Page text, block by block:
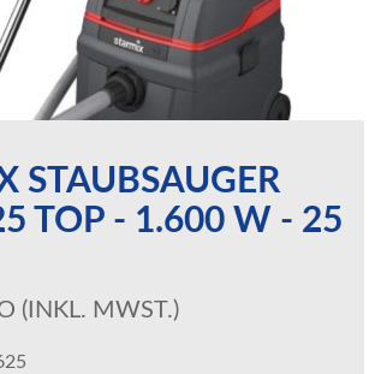
STAUBSAUGER
TOP - 1.600 W - 25
(INKL. MWST.)